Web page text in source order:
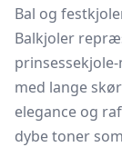
Bal og
Balkjoler
med lange
elegance og
dybe toner